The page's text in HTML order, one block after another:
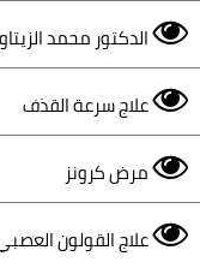
الدكتور محمد
علاج سرعة القذف
مرض كرونز
علاج القولون